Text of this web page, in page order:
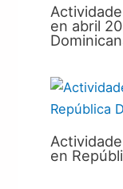
en abril
en